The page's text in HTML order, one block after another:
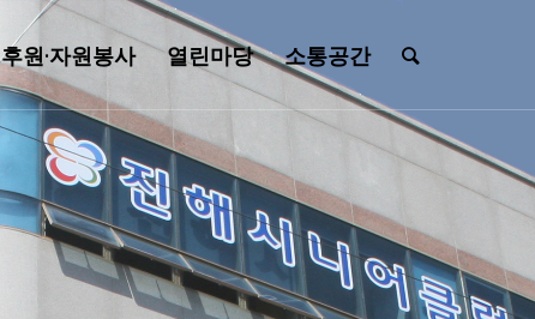
후원·자원봉사 열린마당 소통공간